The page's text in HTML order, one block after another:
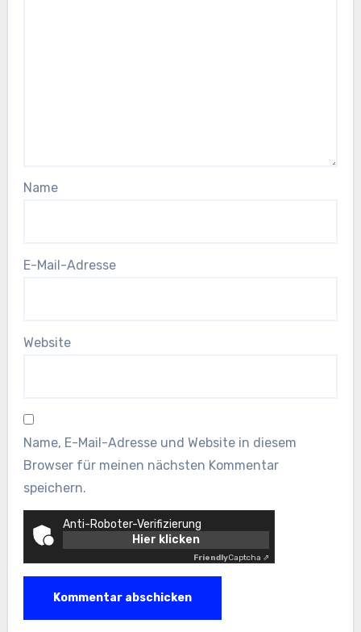
Name
E-Mail-Adresse
Website
Name, E-Mail-Adresse und Website in diesem
Browser für meinen nächsten Kommentar
speichern.
Anti-Roboter-Verifizierung
Hier klicken
FriendlyCaptcha ⇗